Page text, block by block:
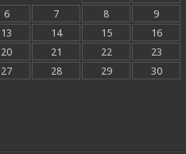
6 7 8
9
13 14 15
16
20 21 22
23
27 28 29
30